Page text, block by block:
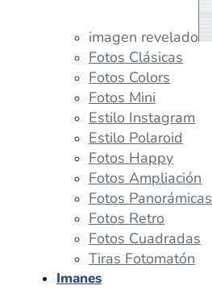
imagen revelado
Fotos Clásicas
Fotos Colors
Fotos Mini
Estilo Instagram
Estilo Polaroid
Fotos Happy
Fotos Ampliación
Fotos Panorámicas
Fotos Retro
Fotos Cuadradas
Tiras Fotomatón
Imanes